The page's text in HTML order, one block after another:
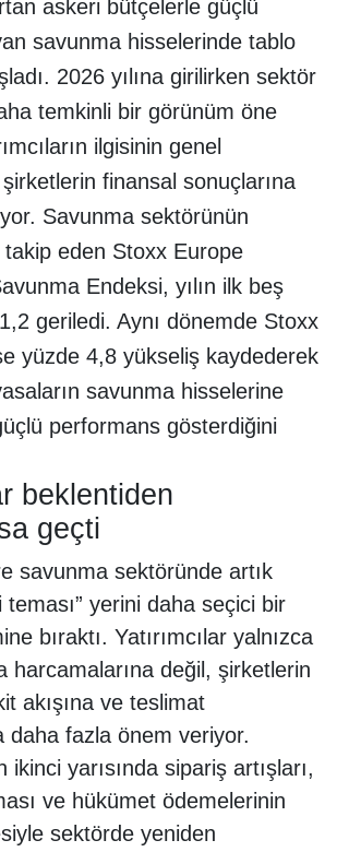
askeri bütçelerle güçlü
savunma hisselerinde tablo
2026 yılına girilirken sektör
temkinli bir görünüm öne
ilgisinin genel
finansal sonuçlarına
Savunma sektörünün
takip eden Stoxx Europe
Endeksi, yılın ilk beş
geriledi. Aynı dönemde Stoxx
yüzde 4,8 yükseliş kaydederek
savunma hisselerine
performans gösterdiğini
beklentiden
geçti
savunma sektöründe artık
teması” yerini daha seçici bir
bıraktı. Yatırımcılar yalnızca
harcamalarına değil, şirketlerin
akışına ve teslimat
daha fazla önem veriyor.
ikinci yarısında sipariş artışları,
ve hükümet ödemelerinin
sektörde yeniden